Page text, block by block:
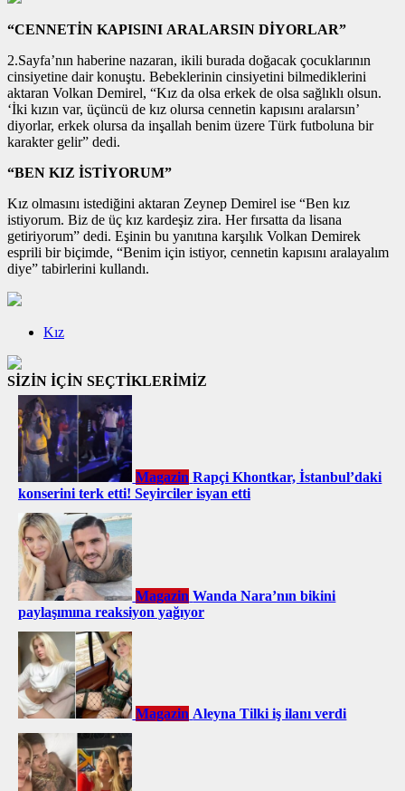
“CENNETİN KAPISINI ARALARSIN DİYORLAR”
2.Sayfa’nın haberine nazaran, ikili burada doğacak çocuklarının
cinsiyetine dair konuştu. Bebeklerinin cinsiyetini bilmediklerini
aktaran Volkan Demirel, “Kız da olsa erkek de olsa sağlıklı olsun.
‘İki kızın var, üçüncü de kız olursa cennetin kapısını aralarsın’
diyorlar, erkek olursa da inşallah benim üzere Türk futboluna bir
karakter gelir” dedi.
“BEN KIZ İSTİYORUM”
Kız olmasını istediğini aktaran Zeynep Demirel ise “Ben kız
istiyorum. Biz de üç kız kardeşiz zira. Her fırsatta da lisana
getiriyorum” dedi. Eşinin bu yanıtına karşılık Volkan Demirek
esprili bir biçimde, “Benim için istiyor, cennetin kapısını aralayalım
diye” tabirlerini kullandı.
Kız
SİZİN İÇİN SEÇTİKLERİMİZ
Magazin Rapçi Khontkar, İstanbul’daki
konserini terk etti! Seyirciler isyan etti
Magazin Wanda Nara’nın bikini
paylaşımına reaksiyon yağıyor
Magazin Aleyna Tilki iş ilanı verdi